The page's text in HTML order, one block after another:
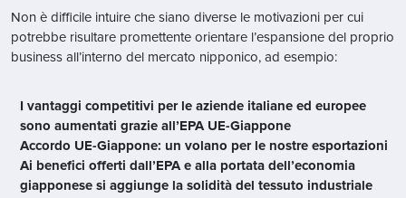
Non è difficile intuire che siano diverse le motivazioni per cui
potrebbe risultare promettente orientare l’espansione del proprio
business all’interno del mercato nipponico, ad esempio:
I vantaggi competitivi per le aziende italiane ed europee
sono aumentati grazie all’EPA UE-Giappone
Accordo UE-Giappone: un volano per le nostre esportazioni
Ai benefici offerti dall’EPA e alla portata dell’economia
giapponese si aggiunge la solidità del tessuto industriale